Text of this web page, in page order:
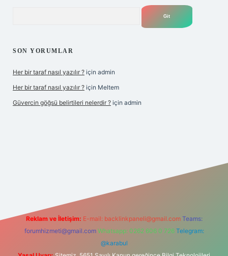
SON YORUMLAR
Her bir taraf nasıl yazılır ? için admin
Her bir taraf nasıl yazılır ? için Meltem
Güvercin göğsü belirtileri nelerdir ? için admin
Reklam ve İletişim: E-mail: backlinkpaneli@gmail.com Teams:
forumhizmeti@gmail.com Whatsapp: 0262 606 0 726 Telegram:
@karabul